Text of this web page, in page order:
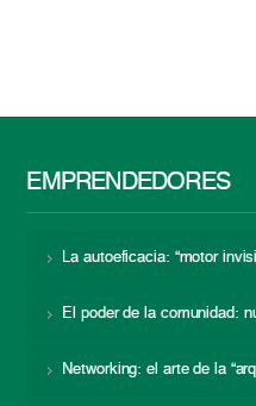
EMPRENDEDORES
La autoeficacia: “motor
El poder de la comunidad:
Networking: el arte de la